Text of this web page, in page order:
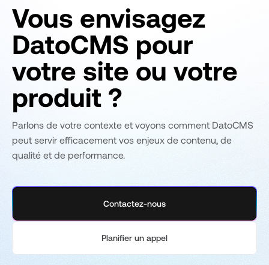
Vous envisagez
DatoCMS pour
votre site ou votre
produit ?
Parlons de votre contexte et voyons comment DatoCMS
peut servir efficacement vos enjeux de contenu, de
qualité et de performance.
Contactez-nous
Planifier un appel